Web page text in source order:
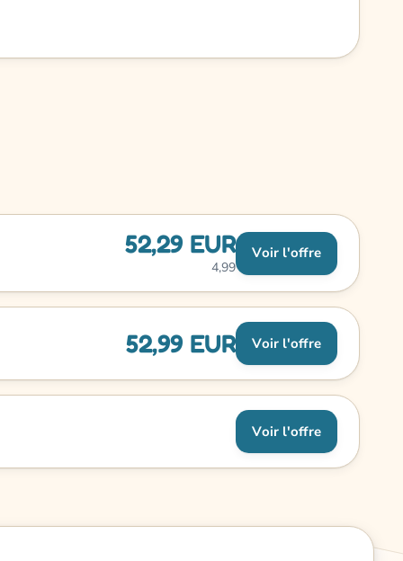
52,29 EUR
4,99
Voir l'offre
52,99 EUR Voir l'offre
Voir l'offre